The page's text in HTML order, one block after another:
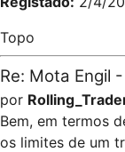
Topo
Re: Mota Engil
por
Bem, em termos
os limites de um